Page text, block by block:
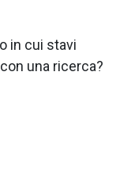
in cui stavi
una ricerca?